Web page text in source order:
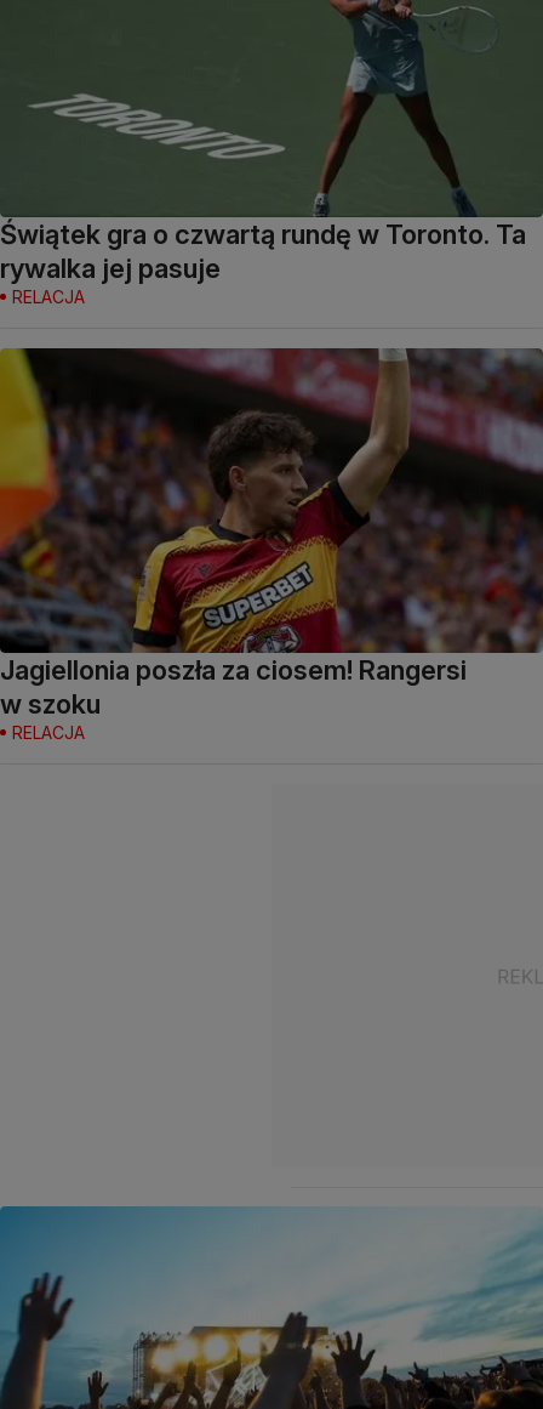
Świątek gra o czwartą rundę w Toronto. Ta
rywalka jej pasuje
RELACJA
Jagiellonia poszła za ciosem! Rangersi
w szoku
RELACJA